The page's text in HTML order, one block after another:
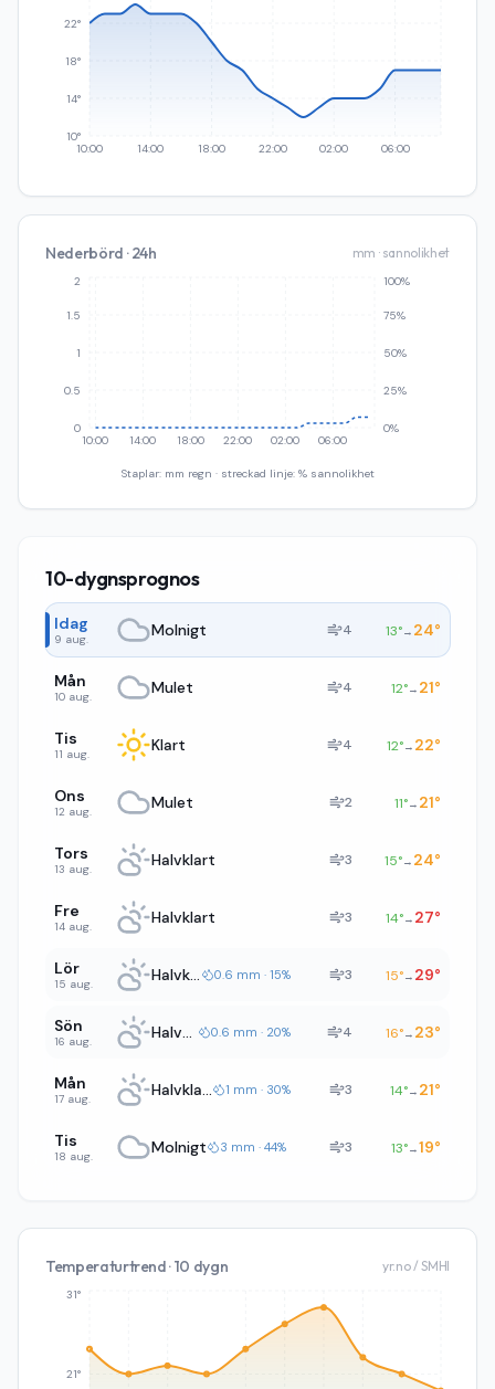
10:00 14:00 18:00 22:00 02:00 06:00
10°
14°
18°
22°
Nederbörd · 24h mm · sannolikhet
10:00 14:00 18:00 22:00 02:00 06:00
0
0.5
1
1.5
2
0%
25%
50%
75%
100%
Staplar: mm regn · streckad linje: % sannolikhet
10-dygnsprognos
Idag
9 aug. Molnigt 4 13°→ 24°
Mån
10 aug. Mulet 4 12°→ 21°
Tis
11 aug. Klart 4 12°→ 22°
Ons
12 aug. Mulet 2 11°→ 21°
Tors
13 aug. Halvklart 3 15°→ 24°
Fre
14 aug. Halvklart 3 14°→ 27°
Lör
15 aug. Halvklart 0.6 mm · 15% 3 15°→ 29°
Sön
16 aug. Halvklart 0.6 mm · 20% 4 16°→ 23°
Mån
17 aug. Halvklart 1 mm · 30% 3 14°→ 21°
Tis
18 aug. Molnigt 3 mm · 44% 3 13°→19°
Temperaturtrend · 10 dygn yr.no / SMHI
21°
31°